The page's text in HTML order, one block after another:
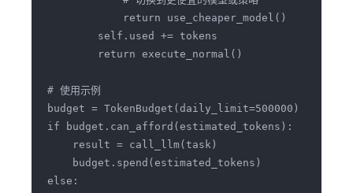
# 使用示例
budget = TokenBudget(daily_limit=500000)
if budget.can_afford(estimated_tokens):
else: